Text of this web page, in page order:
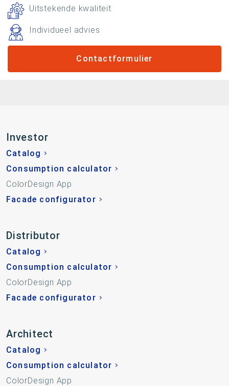
Uitstekende kwaliteit
Individueel advies
Contactformulier
Investor
Catalog
Consumption calculator
ColorDesign App
Facade configurator
Distributor
Catalog
Consumption calculator
ColorDesign App
Facade configurator
Architect
Catalog
Consumption calculator
ColorDesign App